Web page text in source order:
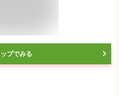
プでみる